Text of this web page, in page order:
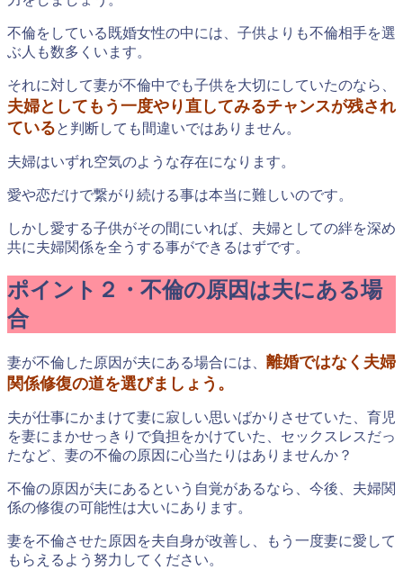
不倫をしている既婚女性の中には、子供よりも不倫相手を選
ぶ人も数多くいます。
それに対して妻が不倫中でも子供を大切にしていたのなら、
夫婦としてもう一度やり直してみるチャンスが残され
ていると判断しても間違いではありません。
夫婦はいずれ空気のような存在になります。
愛や恋だけで繋がり続ける事は本当に難しいのです。
しかし愛する子供がその間にいれば、夫婦としての絆を深め
共に夫婦関係を全うする事ができるはずです。
ポイント２・不倫の原因は夫にある場
合
妻が不倫した原因が夫にある場合には、 離婚ではなく夫婦
関係修復の道を選びましょう。
夫が仕事にかまけて妻に寂しい思いばかりさせていた、育児
を妻にまかせっきりで負担をかけていた、セックスレスだっ
たなど、妻の不倫の原因に心当たりはありませんか？
不倫の原因が夫にあるという自覚があるなら、今後、夫婦関
係の修復の可能性は大いにあります。
妻を不倫させた原因を夫自身が改善し、もう一度妻に愛して
もらえるよう努力してください。